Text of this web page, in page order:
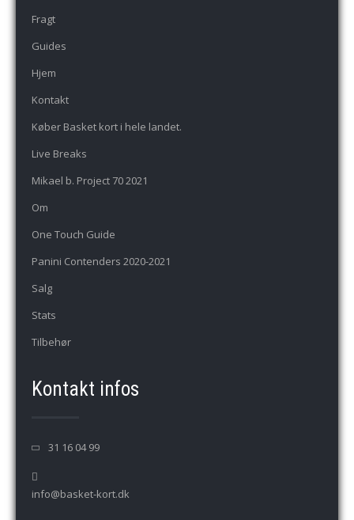
Fragt
Guides
Hjem
Kontakt
Køber Basket kort i hele landet.
Live Breaks
Mikael b. Project 70 2021
Om
One Touch Guide
Panini Contenders 2020-2021
Salg
Stats
Tilbehør
Kontakt infos
31 16 04 99
info@basket-kort.dk